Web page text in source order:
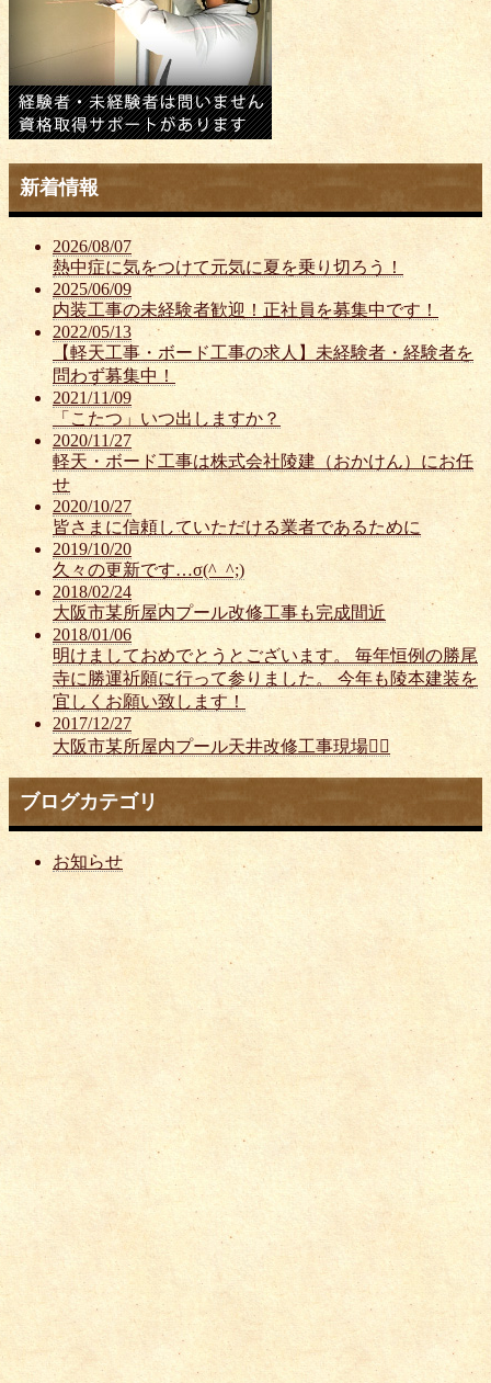
新着情報
2026/08/07
熱中症に気をつけて元気に夏を乗り切ろう！
2025/06/09
内装工事の未経験者歓迎！正社員を募集中です！
2022/05/13
【軽天工事・ボード工事の求人】未経験者・経験者を
問わず募集中！
2021/11/09
「こたつ」いつ出しますか？
2020/11/27
軽天・ボード工事は株式会社陵建（おかけん）にお任
せ
2020/10/27
皆さまに信頼していただける業者であるために
2019/10/20
久々の更新です…σ(^_^;)
2018/02/24
大阪市某所屋内プール改修工事も完成間近
2018/01/06
明けましておめでとうとございます。 毎年恒例の勝尾
寺に勝運祈願に行って参りました。 今年も陵本建装を
宜しくお願い致します！
2017/12/27
大阪市某所屋内プール天井改修工事現場👷‍♂️
ブログカテゴリ
お知らせ